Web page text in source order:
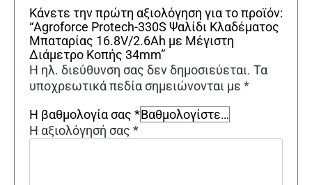
Κάνετε την πρώτη αξιολόγηση για το προϊόν:
“Agroforce Protech-330S Ψαλίδι Κλαδέματος
Μπαταρίας 16.8V/2.6Ah με Μέγιστη
Διάμετρο Κοπής 34mm”
Η ηλ. διεύθυνση σας δεν δημοσιεύεται. Τα
υποχρεωτικά πεδία σημειώνονται με *
Η βαθμολογία σας *
Η αξιολόγησή σας *